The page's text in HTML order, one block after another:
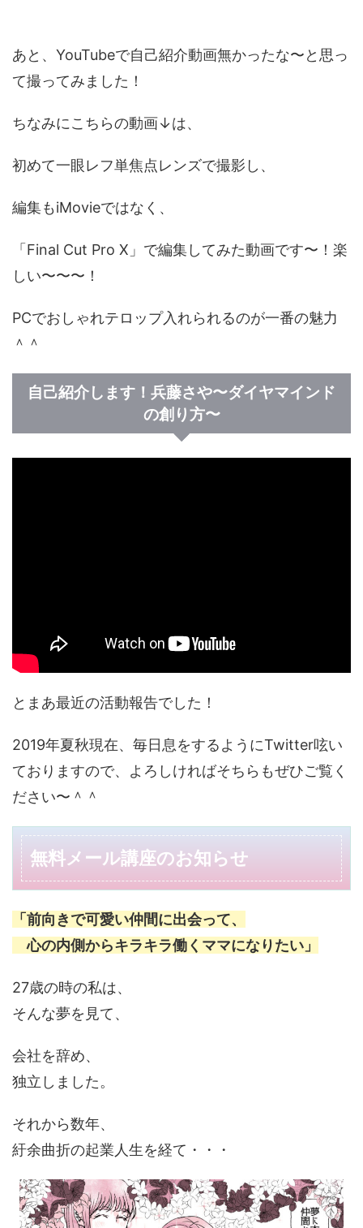
あと、YouTubeで自己紹介動画無かったな〜と思っ
て撮ってみました！
ちなみにこちらの動画↓は、
初めて一眼レフ単焦点レンズで撮影し、
編集もiMovieではなく、
「Final Cut Pro X」で編集してみた動画です〜！楽
しい〜〜〜！
PCでおしゃれテロップ入れられるのが一番の魅力
＾＾
自己紹介します！兵藤さや〜ダイヤマインド
の創り方〜
とまあ最近の活動報告でした！
2019年夏秋現在、毎日息をするようにTwitter呟い
ておりますので、よろしければそちらもぜひご覧く
ださい〜＾＾
無料メール講座のお知らせ
「前向きで可愛い仲間に出会って、
心の内側からキラキラ働くママになりたい」
27歳の時の私は、
そんな夢を見て、
会社を辞め、
独立しました。
それから数年、
紆余曲折の起業人生を経て・・・